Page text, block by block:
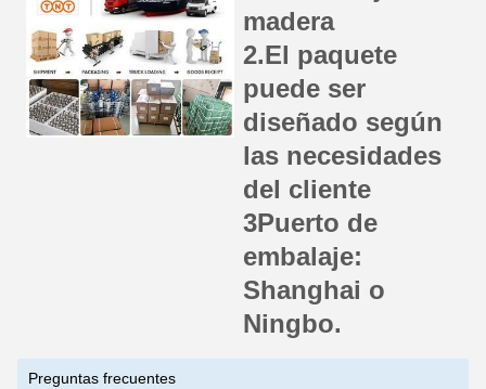
madera
2.El paquete
puede ser
diseñado según
las necesidades
del cliente
3Puerto de
embalaje:
Shanghai o
Ningbo.
Preguntas frecuentes